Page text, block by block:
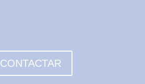
CONTACTAR